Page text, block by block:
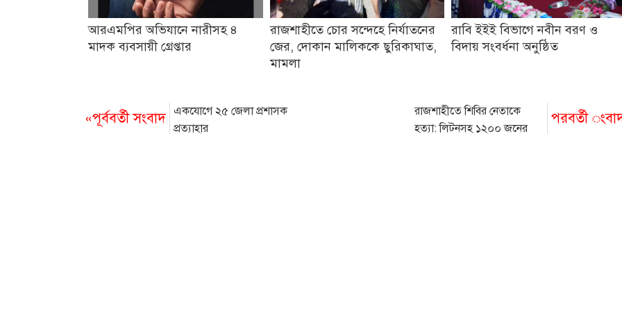
আরএমপির অভিযানে নারীসহ ৪
মাদক ব্যবসায়ী গ্রেপ্তার
রাজশাহীতে চোর সন্দেহে নির্যাতনের
জের, দোকান মালিককে ছুরিকাঘাত,
মামলা
রাবি ইইই বিভাগে নবীন বরণ ও
বিদায় সংবর্ধনা অনুষ্ঠিত
«পূর্ববর্তী সংবাদ একযোগে ২৫ জেলা প্রশাসক
প্রত্যাহার
পরবর্তী
রাজশাহীতে শিবির নেতাকে
হত্যা: লিটনসহ ১২০০ জনের